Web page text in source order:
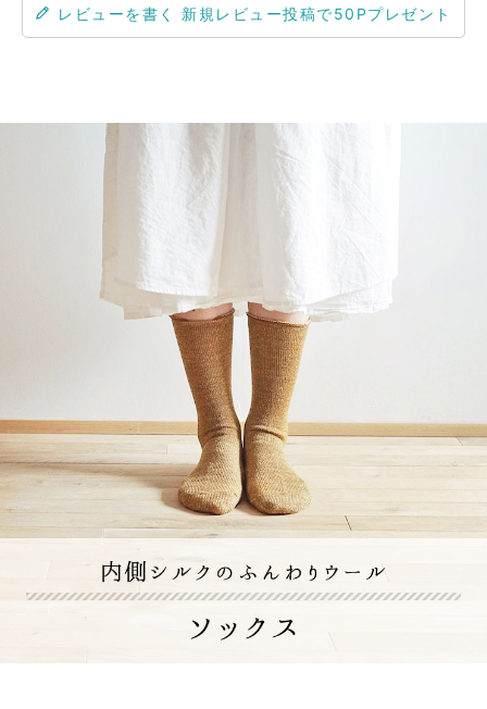
レビューを書く